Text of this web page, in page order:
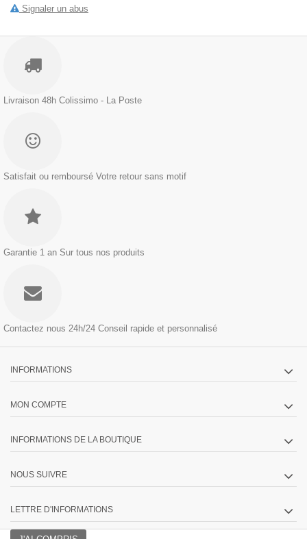
Signaler un abus
Livraison 48h Colissimo - La Poste
Satisfait ou remboursé Votre retour sans motif
Garantie 1 an Sur tous nos produits
Contactez nous 24h/24 Conseil rapide et personnalisé
INFORMATIONS
MON COMPTE
INFORMATIONS DE LA BOUTIQUE
NOUS SUIVRE
LETTRE D'INFORMATIONS